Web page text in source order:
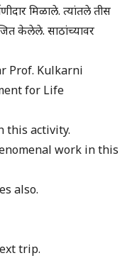
मिळाले. त्यांतले तीस
केलेले. साठांच्यावर
Prof. Kulkarni
for Life
this activity.
work in this
also.
trip.